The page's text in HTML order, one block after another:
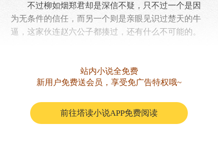
不过柳如烟郑君却是深信不疑，只不过一个是因
为无条件的信任，而另一个则是亲眼见识过楚天的牛
逼，这家伙连赵六公子都揍过，还有什么不可能的。
不是挺能打的，要不……站内小说全免费
新用户免费送会员，享受免广告特权哦~
前往塔读小说APP免费阅读